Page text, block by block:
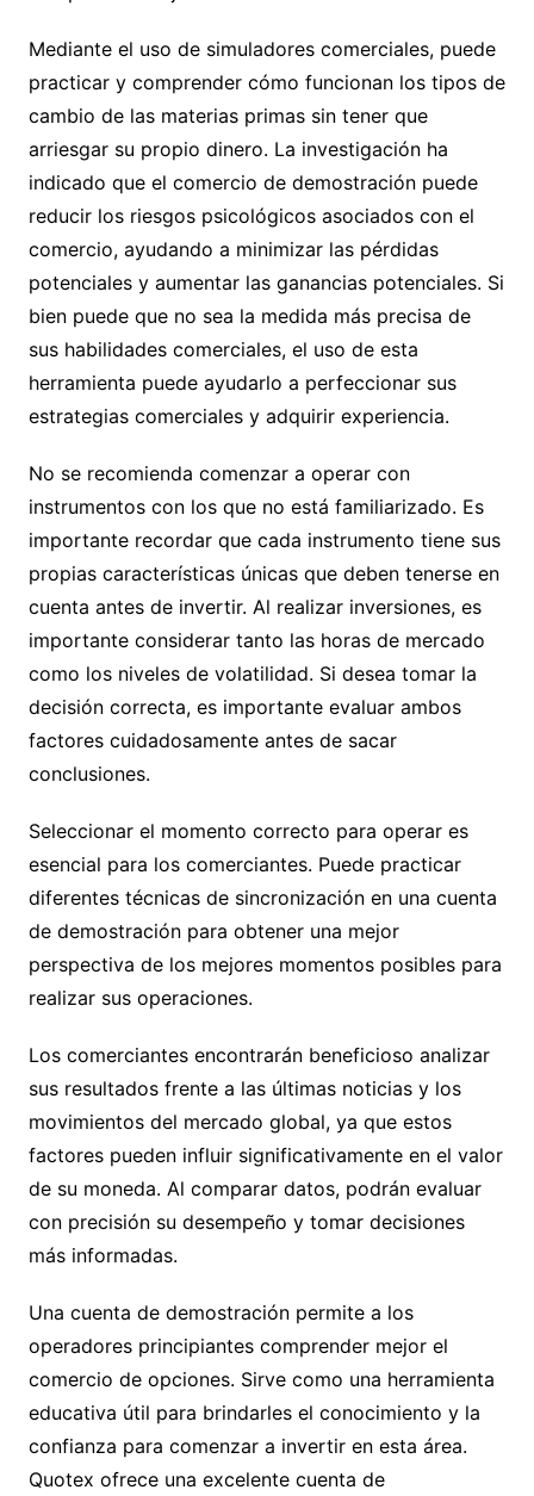
Mediante el uso de simuladores comerciales, puede
practicar y comprender cómo funcionan los tipos de
cambio de las materias primas sin tener que
arriesgar su propio dinero. La investigación ha
indicado que el comercio de demostración puede
reducir los riesgos psicológicos asociados con el
comercio, ayudando a minimizar las pérdidas
potenciales y aumentar las ganancias potenciales. Si
bien puede que no sea la medida más precisa de
sus habilidades comerciales, el uso de esta
herramienta puede ayudarlo a perfeccionar sus
estrategias comerciales y adquirir experiencia.
No se recomienda comenzar a operar con
instrumentos con los que no está familiarizado. Es
importante recordar que cada instrumento tiene sus
propias características únicas que deben tenerse en
cuenta antes de invertir. Al realizar inversiones, es
importante considerar tanto las horas de mercado
como los niveles de volatilidad. Si desea tomar la
decisión correcta, es importante evaluar ambos
factores cuidadosamente antes de sacar
conclusiones.
Seleccionar el momento correcto para operar es
esencial para los comerciantes. Puede practicar
diferentes técnicas de sincronización en una cuenta
de demostración para obtener una mejor
perspectiva de los mejores momentos posibles para
realizar sus operaciones.
Los comerciantes encontrarán beneficioso analizar
sus resultados frente a las últimas noticias y los
movimientos del mercado global, ya que estos
factores pueden influir significativamente en el valor
de su moneda. Al comparar datos, podrán evaluar
con precisión su desempeño y tomar decisiones
más informadas.
Una cuenta de demostración permite a los
operadores principiantes comprender mejor el
comercio de opciones. Sirve como una herramienta
educativa útil para brindarles el conocimiento y la
confianza para comenzar a invertir en esta área.
Quotex ofrece una excelente cuenta de